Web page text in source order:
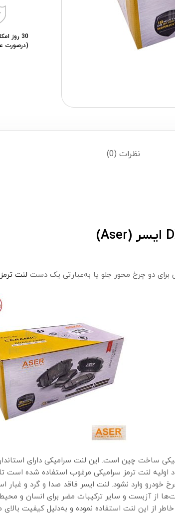
30 روز
(درصورت
نظرات (0)
دو چرخ محور جلو یا به‌عبارتی یک دست لنت ترمز DX5
اولیه لنت ترمز سرامیکی مرغوب استفاده شده است
خودرو وارد نشود. لنت ایسر فاقد صدا و گرد و غبار
از آزبست و سایر ترکیبات مضر برای انسان و
از این لنت استفاده نموده و به‌دلیل کیفیت